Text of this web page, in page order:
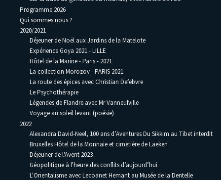
Programme 2026
Qui sommes nous ?
2020/2021
Déjeuner de Noël aux Jardins de la Matelote
Expérience Goya 2021 - LILLE
Hôtel de la Marine - Paris - 2021
La collection Morozov - PARIS 2021
La route des épices avec Christian Defebvre
Le Psychothérapie
Légendes de Flandre avec Mr Vanneufville
Voyage au soleil levant (poésie)
2022
Alexandra David-Neel, 100 ans d’Aventures Du Sikkim au Tibet interdit
Bruxelles Hôtel de la Monnaie et cimetière de Laeken
Déjeuner de l'Avent 2023
Géopolitique à l'heure des conflits d’aujourd’hui
L'Orientalisme avec Lecoanet Hemant au Musée de la Dentelle